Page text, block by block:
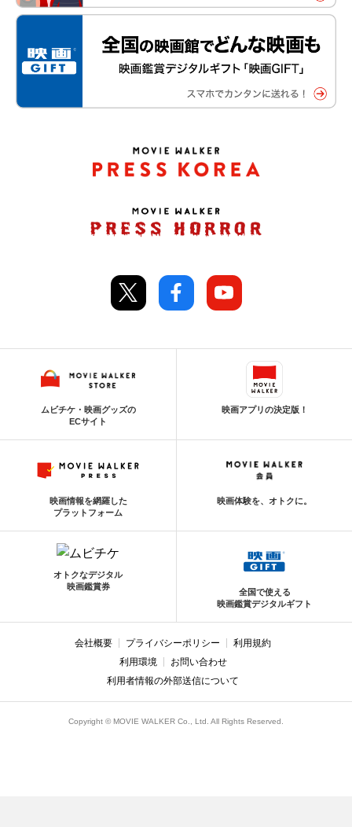
ムビチケ・映画グッズの
ECサイト
映画アプリの決定版！
映画情報を網羅した
プラットフォーム
映画体験を、オトクに。
オトクなデジタル
映画鑑賞券
全国で使える
映画鑑賞デジタルギフト
会社概要 プライバシーポリシー
利用規約
利用環境
お問い合わせ
利用者情報の外部送信について
Copyright © MOVIE WALKER Co., Ltd. All Rights Reserved.